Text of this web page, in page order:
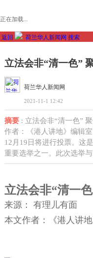
正在加载...
返回 荷兰华人新闻网 搜索
立法会非“清一色”
荷兰华人新闻网
2021-11-1 12:42
摘要: 立法会非“清一色”
作者：《港人讲地》编辑
12月19日将进行投票。这
重要选举之一。此次选举
立法会非“清一
来源： 有理儿有面
本文作者：《港人讲